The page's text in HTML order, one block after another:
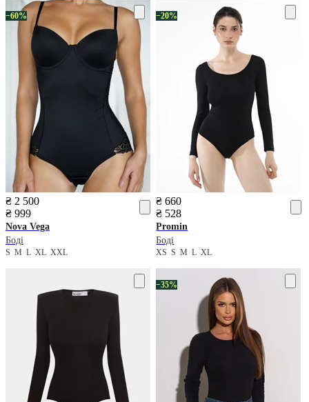
−60%
₴ 2 500
₴ 999
Nova Vega
Боді
S M L XL XXL
−20%
₴ 660
₴ 528
Promin
Боді
XSSMLXL
−35%